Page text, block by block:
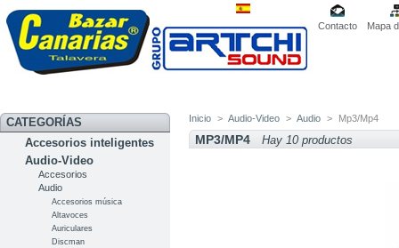
Contacto Mapa
CATEGORÍAS
Accesorios inteligentes
Audio-Video
Accesorios
Audio
Accesorios música
Altavoces
Auriculares
Discman
Inicio > Audio-Video > Audio > Mp3/Mp4
MP3/MP4 Hay 10 productos